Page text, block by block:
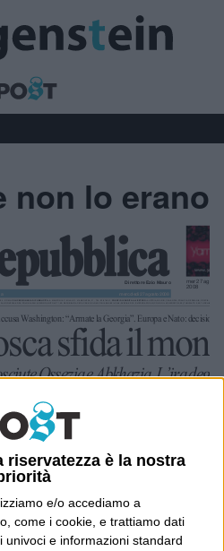
riservatezza è la nostra
e/o accediamo a
come i cookie, e trattiamo dati
univoci e informazioni standard
non lo erano